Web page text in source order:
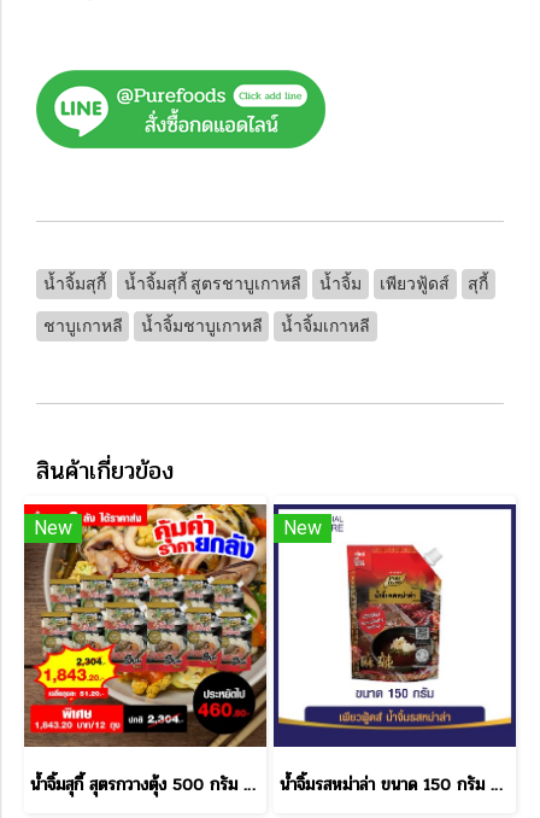
น้ำจิ้มสุกี้ น้ำจิ้มสุกี้ สูตรชาบูเกาหลี น้ำจิ้ม เพียวฟู้ดส์ สุกี้
ชาบูเกาหลี น้ำจิ้มชาบูเกาหลี น้ำจิ้มเกาหลี
สินค้าเกี่ยวข้อง
New
น้ำจิ้มสุกี้ สุตรกวางตุ้ง 500 กรัม ราคาส่ง
New
น้ำจิ้มรสหม่าล่า ขนาด 150 กรัม ตราเพียวฟู้ดส์